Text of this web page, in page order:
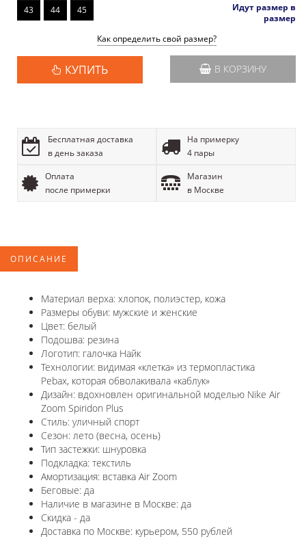
43 44 45
Идут размер в
размер
Как определить свой размер?
КУПИТЬ В КОРЗИНУ
Бесплатная доставка
в день заказа
На примерку
4 пары
Оплата
после примерки
Магазин
в Москве
ОПИСАНИЕ
Материал верха: хлопок, полиэстер, кожа
Размеры обуви: мужские и женские
Цвет: белый
Подошва: резина
Логотип: галочка Найк
Технологии: видимая «клетка» из термопластика
Pebax, которая обволакивала «каблук»
Дизайн: вдохновлен оригинальной моделью Nike Air
Zoom Spiridon Plus
Стиль: уличный спорт
Сезон: лето (весна, осень)
Тип застежки: шнуровка
Подкладка: текстиль
Амортизация: вставка Air Zoom
Беговые: да
Наличие в магазине в Москве: да
Скидка - да
Доставка по Москве: курьером, 550 рублей